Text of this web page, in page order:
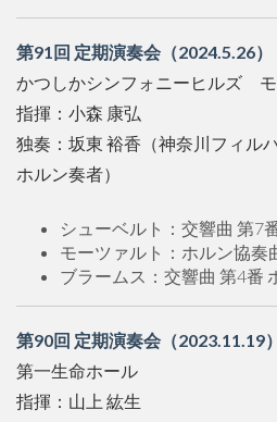
第91回 定期演奏会（2024.5.26）
かつしかシンフォニーヒルズ
指揮：小森 康弘
独奏：坂東 裕香（神奈川フィル
ホルン奏者）
シューベルト：交響曲 第7
モーツァルト：ホルン協奏
ブラームス：交響曲 第4番
第90回 定期演奏会（2023.11.19）
第一生命ホール
指揮：山上 紘生